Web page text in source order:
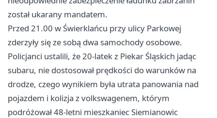
został ukarany mandatem.
Przed 21.00 w Świerklańcu przy ulicy Parkowej
zderzyły się ze sobą dwa samochody osobowe.
Policjanci ustalili, że 20-latek z Piekar Śląskich jadąc
subaru, nie dostosował prędkości do warunków na
drodze, czego wynikiem była utrata panowania nad
pojazdem i kolizja z volkswagenem, którym
podróżował 48-letni mieszkaniec Siemianowic